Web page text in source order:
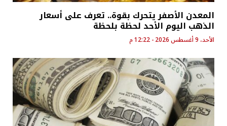
المعدن الأصفر يتحرك بقوة.. تعرف على أسعار
الذهب اليوم الأحد لحظة بلحظة
الأحد، 9 أغسطس 2026 - 12:22 م